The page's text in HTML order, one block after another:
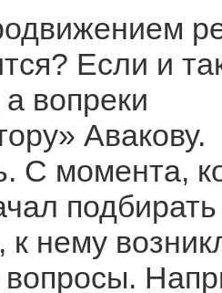
Если и
вопреки
Авакову.
С момента,
к нему
вопросы.